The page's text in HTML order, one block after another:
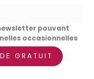
pouvant
occasionnelles